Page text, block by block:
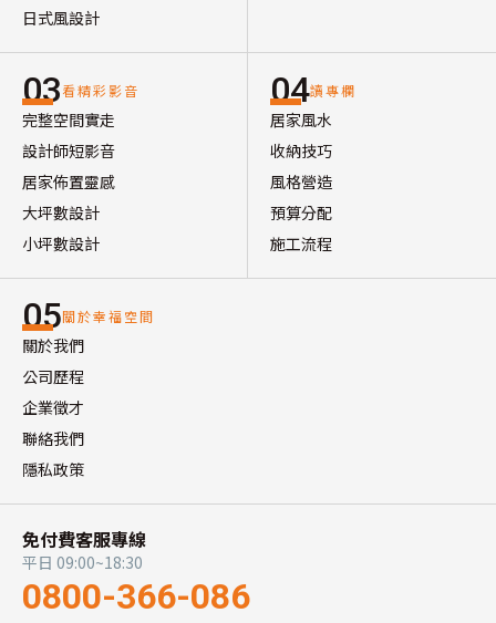
日式風設計
03看精彩影音
完整空間實走
設計師短影音
居家佈置靈感
大坪數設計
小坪數設計
04讀專欄
居家風水
收納技巧
風格營造
預算分配
施工流程
05關於幸福空間
關於我們
公司歷程
企業徵才
聯絡我們
隱私政策
免付費客服專線
平日 09:00~18:30
0800-366-086